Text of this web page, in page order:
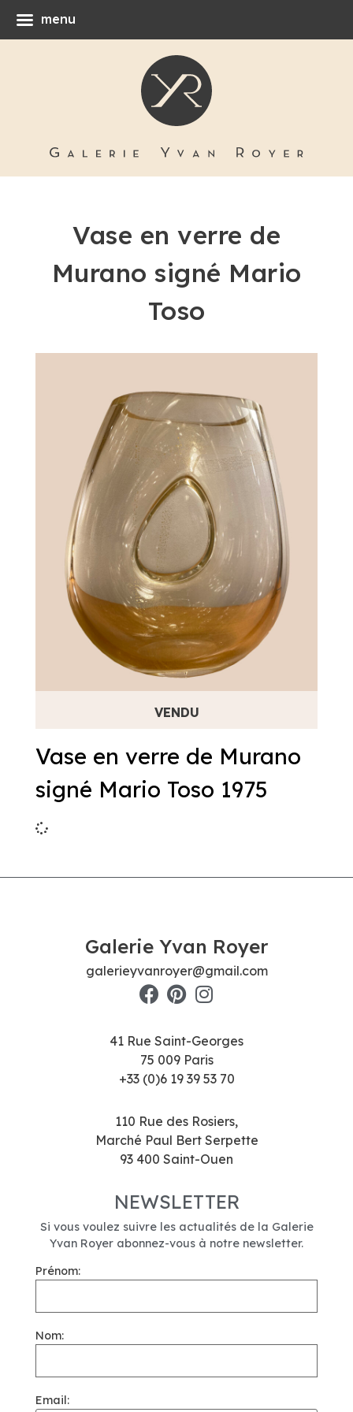
Vase en verre de
Murano signé Mario
Toso
Vase en verre de Murano
signé Mario Toso 1975
Galerie Yvan Royer
galerieyvanroyer@gmail.com
41 Rue Saint-Georges
75 009 Paris
+33 (0)6 19 39 53 70
110 Rue des Rosiers,
Marché Paul Bert Serpette
93 400 Saint-Ouen
NEWSLETTER
Si vous voulez suivre les actualités de la Galerie
Yvan Royer abonnez-vous à notre newsletter.
Prénom:
Nom:
Email:
menu